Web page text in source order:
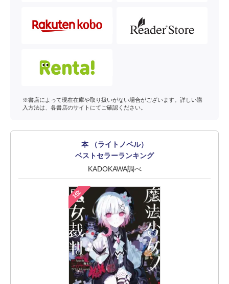
※書店によって現在在庫や取り扱いがない場合がございます。詳しい購
入方法は、各書店のサイトにてご確認ください。
本 （ライトノベル）
ベストセラーランキング
KADOKAWA調べ
1位